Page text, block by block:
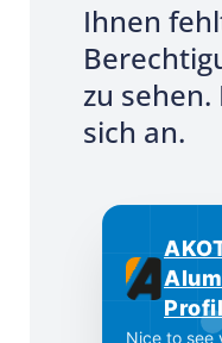
Ihnen
zu
sich an.
Nice to see